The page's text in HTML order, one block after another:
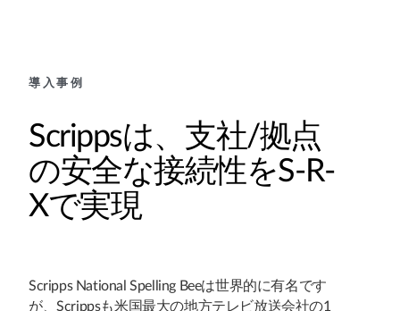
導入事例
Scrippsは、支社/拠点
の安全な接続性をS-R-
Xで実現
Scripps National Spelling Beeは世界的に有名です
が、Scrippsも米国最大の地方テレビ放送会社の1